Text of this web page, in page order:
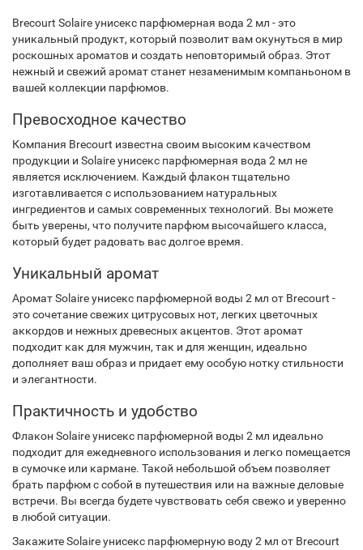
Brecourt Solaire унисекс парфюмерная вода 2 мл - это
уникальный продукт, который позволит вам окунуться в мир
роскошных ароматов и создать неповторимый образ. Этот
нежный и свежий аромат станет незаменимым компаньоном в
вашей коллекции парфюмов.
Превосходное качество
Компания Brecourt известна своим высоким качеством
продукции и Solaire унисекс парфюмерная вода 2 мл не
является исключением. Каждый флакон тщательно
изготавливается с использованием натуральных
ингредиентов и самых современных технологий. Вы можете
быть уверены, что получите парфюм высочайшего класса,
который будет радовать вас долгое время.
Уникальный аромат
Аромат Solaire унисекс парфюмерной воды 2 мл от Brecourt -
это сочетание свежих цитрусовых нот, легких цветочных
аккордов и нежных древесных акцентов. Этот аромат
подходит как для мужчин, так и для женщин, идеально
дополняет ваш образ и придает ему особую нотку стильности
и элегантности.
Практичность и удобство
Флакон Solaire унисекс парфюмерной воды 2 мл идеально
подходит для ежедневного использования и легко помещается
в сумочке или кармане. Такой небольшой объем позволяет
брать парфюм с собой в путешествия или на важные деловые
встречи. Вы всегда будете чувствовать себя свежо и уверенно
в любой ситуации.
Закажите Solaire унисекс парфюмерную воду 2 мл от Brecourt